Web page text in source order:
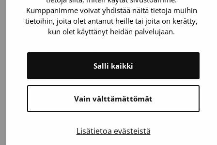
Kumppanimme voivat yhdistää näitä tietoja muihin
tietoihin, joita olet antanut heille tai joita on kerätty,
kun olet käyttänyt heidän palvelujaan.
Vain välttämättömät
Salli kaikki
Lisätietoa evästeistä
Voit luovuttaa, jos:
Olet täysi-ikäinen. Verenluovutuksen
voi aloittaa vielä 65-vuotiaana.
Painat 50-199 kiloa.
Olet perusterve. Suurin osa
sairauksista tai lääkkeistä (esimerkiksi
eivät estä verenluovutusta.